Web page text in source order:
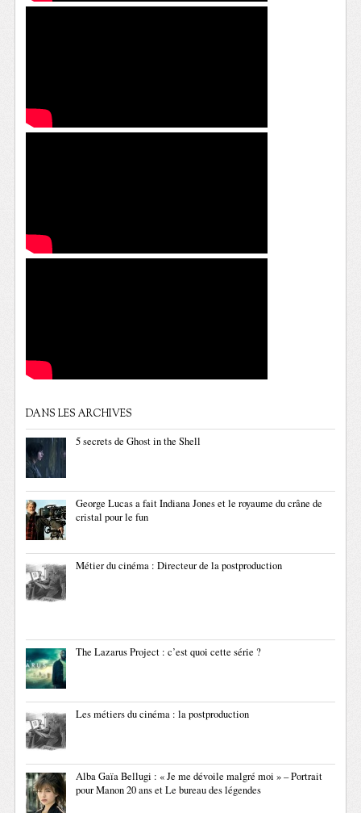
DANS LES ARCHIVES
5 secrets de Ghost in the Shell
George Lucas a fait Indiana Jones et le royaume du crâne de
cristal pour le fun
Métier du cinéma : Directeur de la postproduction
The Lazarus Project : c’est quoi cette série ?
Les métiers du cinéma : la postproduction
Alba Gaïa Bellugi : « Je me dévoile malgré moi » – Portrait
pour Manon 20 ans et Le bureau des légendes